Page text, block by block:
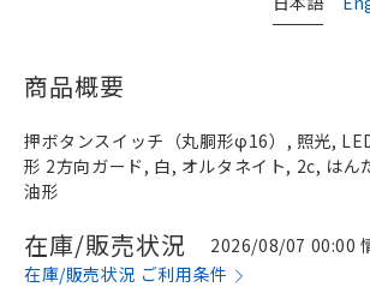
商品概要
押ボタンスイッチ（丸胴形φ16）, 照光,
形 2方向ガード, 白, オルタネイト, 2c, はん
油形
在庫/販売状況
2026/08/07 00:00
在庫/販売状況 ご利用条件